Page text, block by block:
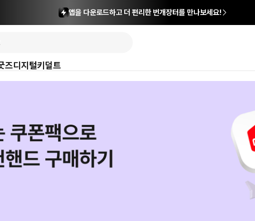
앱을 다운로드하고 더 편리한 번개장터를 만나보세요!
즈디지털키덜트